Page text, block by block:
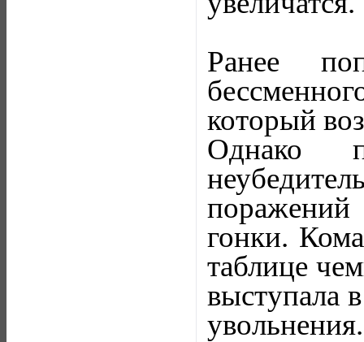
Ранее
который
Однако
гонки.
таблице
выступала
увольнения.